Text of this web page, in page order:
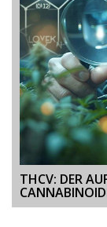
THCV: DER